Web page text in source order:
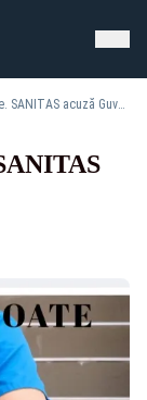
Grevă generală în sănătate. SANITAS acuză Guvernul că a ignorat revendicările angajaților: CALENDARUL protestelor